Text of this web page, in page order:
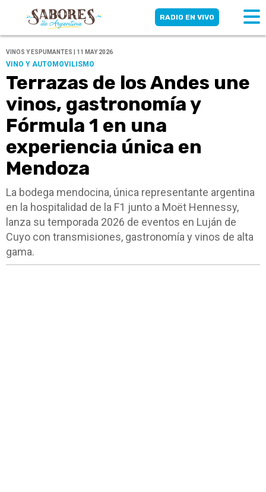
RADIO EN VIVO
VINOS Y ESPUMANTES | 11 MAY 2026
VINO Y AUTOMOVILISMO
Terrazas de los Andes une
vinos, gastronomía y
Fórmula 1 en una
experiencia única en
Mendoza
La bodega mendocina, única representante argentina
en la hospitalidad de la F1 junto a Moët Hennessy,
lanza su temporada 2026 de eventos en Luján de
Cuyo con transmisiones, gastronomía y vinos de alta
gama.